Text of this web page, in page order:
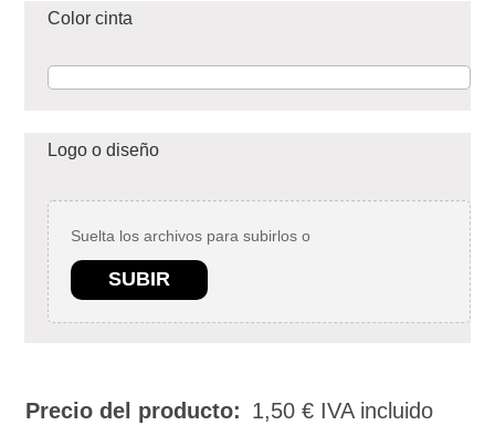
Color cinta
Logo o diseño
Suelta los archivos para subirlos o
SUBIR
Precio del producto: 1,50€ IVA incluido